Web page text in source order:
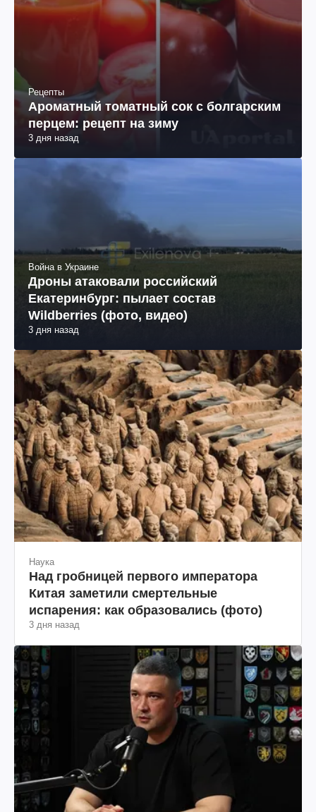
Рецепты
Ароматный томатный сок с болгарским
перцем: рецепт на зиму
3 дня назад
Война в Украине
Дроны атаковали российский
Екатеринбург: пылает состав
Wildberries (фото, видео)
3 дня назад
Наука
Над гробницей первого императора
Китая заметили смертельные
испарения: как образовались (фото)
3 дня назад